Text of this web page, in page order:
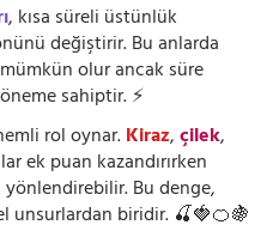
, kısa süreli üstünlük
değiştirir. Bu anlarda
olur ancak süre
sahiptir. ⚡
rol oynar.Kiraz,çilek,
ek puan kazandırırken
Bu denge,
unsurlardan biridir. 🍒🍓🍊🍇